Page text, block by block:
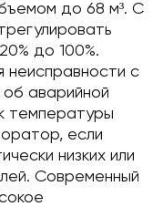
до 68 м³. С
до 100%.
неисправности с
аварийной
температуры
если
низких или
Современный